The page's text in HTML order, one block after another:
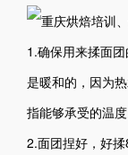
1.确保用来揉面
是暖和的，因为
指能够承受的温度
2.面团捏好，好